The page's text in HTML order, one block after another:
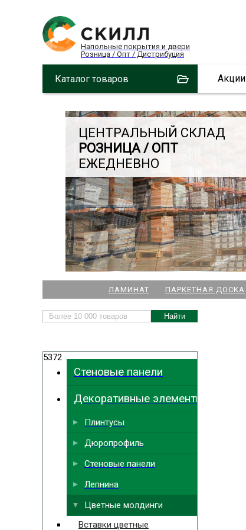
Напольные покрытия и двери
Розница / Опт / Дистрибуция
Каталог товаров Акции
ЦЕНТРАЛЬНЫЙ СКЛАД
РОЗНИЦА / ОПТ
ЕЖЕДНЕВНО
НАШИ МАГАЗИНЫ
Выбрать
ЛАМИНАТ ПАРКЕТНАЯ ДОСКА
5372
Стеновые панели
Декоративные элементы
Плинтусы
Дюропрофиль
Стеновые панели
Лепнина
Цветные молдинги
Вставки цветные